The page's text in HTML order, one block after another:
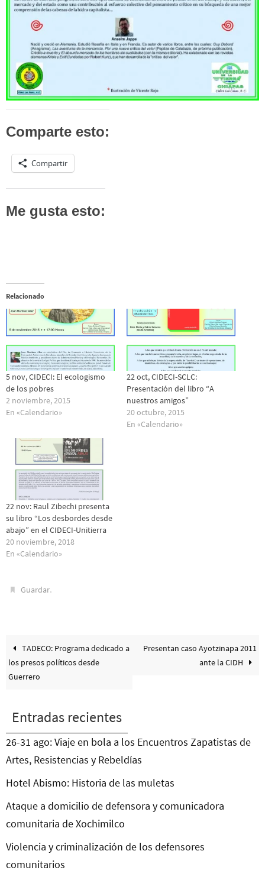
Comparte esto:
Compartir
Me gusta esto:
Relacionado
5 nov, CIDECI: El ecologismo
de los pobres
2 noviembre, 2015
En «Calendario»
22 oct, CIDECI-SCLC:
Presentación del libro “A
nuestros amigos”
20 octubre, 2015
En «Calendario»
22 nov: Raul Zibechi presenta
su libro “Los desbordes desde
abajo” en el CIDECI-Unitierra
20 noviembre, 2018
En «Calendario»
Guardar.
TADECO: Programa dedicado a
los presos políticos desde
Guerrero
Presentan caso Ayotzinapa 2011
ante la CIDH
Entradas recientes
26-31 ago: Viaje en bola a los Encuentros Zapatistas de
Artes, Resistencias y Rebeldías
Hotel Abismo: Historia de las muletas
Ataque a domicilio de defensora y comunicadora
comunitaria de Xochimilco
Violencia y criminalización de los defensores
comunitarios